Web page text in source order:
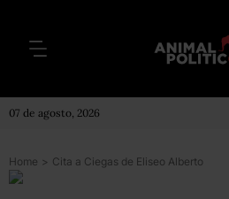
07 de agosto, 2026
Home > Cita a Ciegas de Eliseo Alberto